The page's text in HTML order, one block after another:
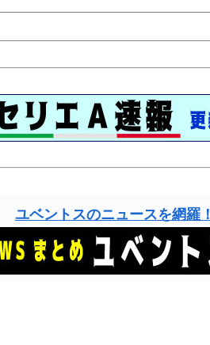
ユベントスのニュースを網羅！